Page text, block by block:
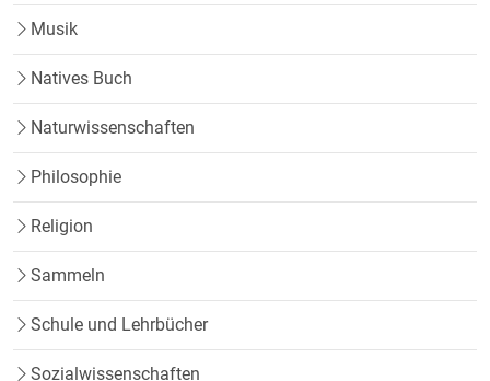
Musik
Natives Buch
Naturwissenschaften
Philosophie
Religion
Sammeln
Schule und Lehrbücher
Sozialwissenschaften